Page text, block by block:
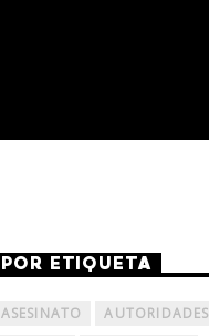
POR ETIQUETA
ASESINATO
AUTORIDADES